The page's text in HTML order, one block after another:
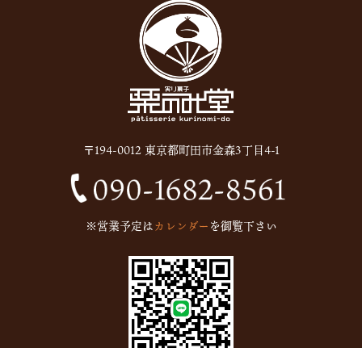
〒194-0012 東京都町田市金森3丁目4-1
※営業予定はカレンダーを御覧下さい